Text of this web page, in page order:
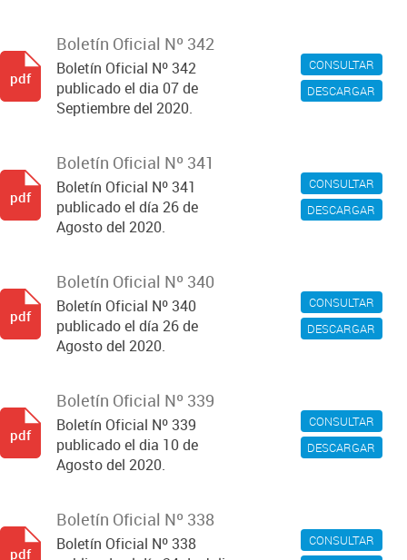
CONSULTAR
DESCARGAR
Boletín Oficial Nº 342
Boletín Oficial Nº 342
publicado el dia 07 de
Septiembre del 2020.
pdf
CONSULTAR
DESCARGAR
Boletín Oficial Nº 341
Boletín Oficial Nº 341
publicado el día 26 de
Agosto del 2020.
pdf
CONSULTAR
DESCARGAR
Boletín Oficial Nº 340
Boletín Oficial Nº 340
publicado el día 26 de
Agosto del 2020.
pdf
CONSULTAR
DESCARGAR
Boletín Oficial Nº 339
Boletín Oficial Nº 339
publicado el dia 10 de
Agosto del 2020.
pdf
CONSULTAR
Boletín Oficial Nº 338
Boletín Oficial Nº 338
pdf